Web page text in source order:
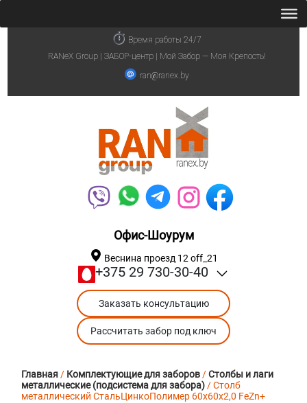
Время работы 24/7
RANeX Group | ЗАБОР-центр | Мой Забор — Моя Крепость!
ran@ranex.by
Офис-Шоурум
Веснина проезд 12 off_21
+375 29 730-30-40
Заказать консультацию
Рассчитать забор под ключ
Главная/ Комплектующие для заборов/Столбы и лаги
металлические (подсистема для забора)/ Столб
металлический СтальЦинкоПолимер 60х60х2,0 FeZn+